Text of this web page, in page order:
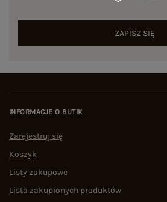
ZAPISZ SIĘ
INFORMACJE O BUTIK
Zarejestruj się
Koszyk
Listy zakupowe
Lista zakupionych produktów